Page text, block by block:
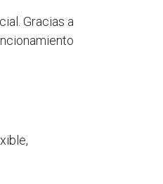
Gracias a